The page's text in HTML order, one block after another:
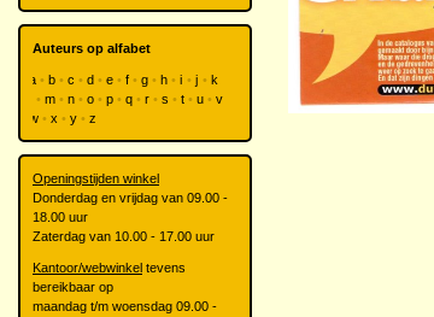
Auteurs op alfabet
a b c d e f g h i j
k
m n o p q r s t u
v
w
x y z
Openingstijden winkel
Donderdag en vrijdag van 09.00 -
18.00 uur
Zaterdag van 10.00 - 17.00 uur
Kantoor/webwinkel tevens
bereikbaar op
maandag t/m woensdag 09.00 -